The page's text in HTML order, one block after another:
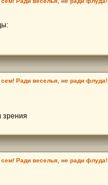
Ради веселья, не ради флуда!
зрения
Ради веселья, не ради флуда!